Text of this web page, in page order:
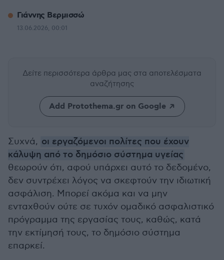
Γιάννης Βερμισσώ
13.06.2026, 00:01
Δείτε περισσότερα άρθρα μας στα αποτελέσματα
αναζήτησης
Add Protothema.gr on Google
Συχνά, οι εργαζόμενοι πολίτες που έχουν
κάλυψη από το δημόσιο σύστημα υγείας
θεωρούν ότι, αφού υπάρχει αυτό το δεδομένο,
δεν συντρέχει λόγος να σκεφτούν την ιδιωτική
ασφάλιση. Μπορεί ακόμα και να μην
ενταχθούν ούτε σε τυχόν ομαδικό ασφαλιστικό
πρόγραμμα της εργασίας τους, καθώς, κατά
την εκτίμησή τους, το δημόσιο σύστημα
επαρκεί.